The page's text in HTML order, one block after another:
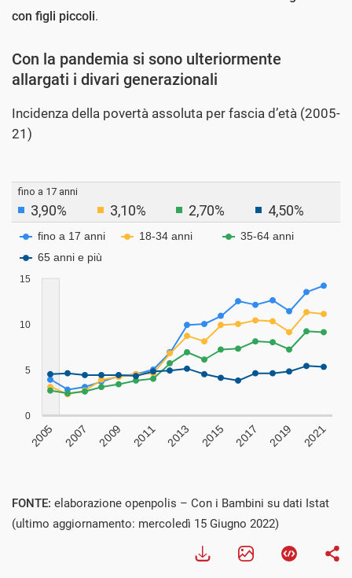
con figli piccoli.
Con la pandemia si sono ulteriormente
allargati i divari generazionali
Incidenza della povertà assoluta per fascia d’età (2005-
21)
FONTE: elaborazione openpolis – Con i Bambini su dati Istat
(ultimo aggiornamento: mercoledì 15 Giugno 2022)